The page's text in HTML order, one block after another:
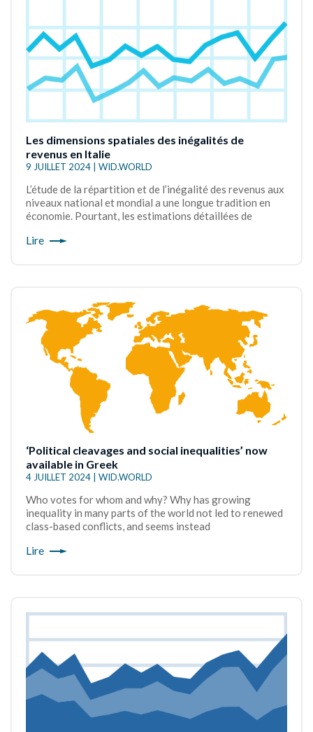
Les dimensions spatiales des inégalités de
revenus en Italie
9 JUILLET 2024 | WID.WORLD
L’étude de la répartition et de l’inégalité des revenus aux
niveaux national et mondial a une longue tradition en
économie. Pourtant, les estimations détaillées de
Lire
‘Political cleavages and social inequalities’ now
available in Greek
4 JUILLET 2024 | WID.WORLD
Who votes for whom and why? Why has growing
inequality in many parts of the world not led to renewed
class-based conflicts, and seems instead
Lire